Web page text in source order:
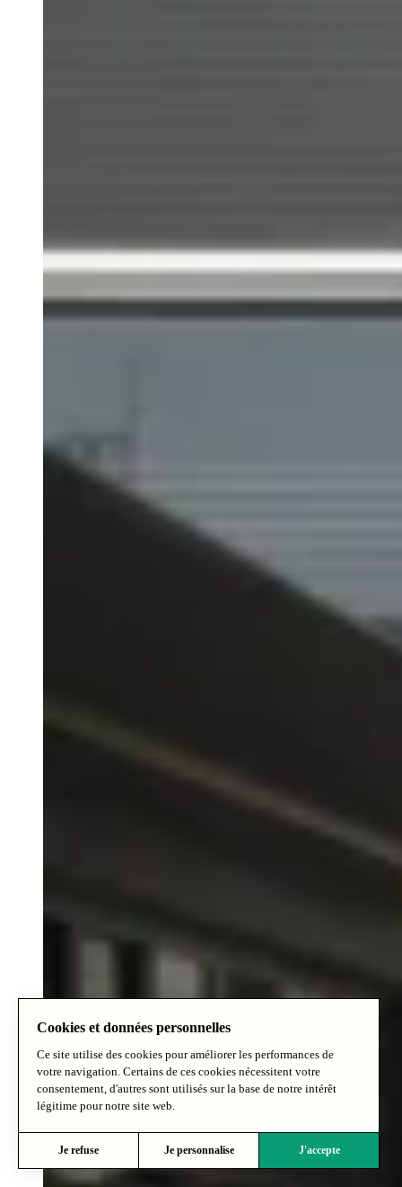
Cookies et données personnelles
Ce site utilise des cookies pour améliorer les performances de
votre navigation. Certains de ces cookies nécessitent votre
consentement, d'autres sont utilisés sur la base de notre intérêt
légitime pour notre site web.
Je refuse Je personnalise J'accepte